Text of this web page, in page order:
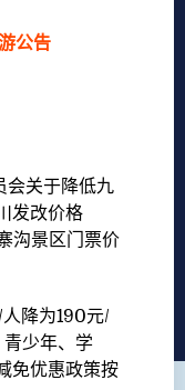
公告
关于降低九
发改价格
沟景区门票价
降为190元/
少年、学
免优惠政策按